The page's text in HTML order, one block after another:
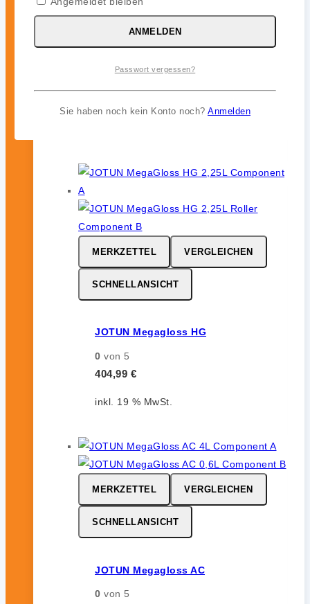
MERKZETTEL VERGLEICHEN
SCHNELLANSICHT
JOTUN Megagloss HG
0 von 5
404,99 €
inkl. 19 % MwSt.
MERKZETTEL VERGLEICHEN
SCHNELLANSICHT
JOTUN Megagloss AC
0 von 5
ANMELDEN
Passwort vergessen?
Sie haben noch kein Konto noch? Anmelden